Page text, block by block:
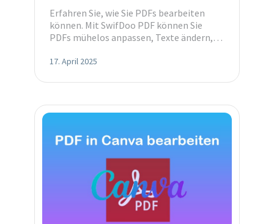
Erfahren Sie, wie Sie PDFs bearbeiten
können. Mit SwifDoo PDF können Sie
PDFs mühelos anpassen, Texte ändern,
17. April 2025